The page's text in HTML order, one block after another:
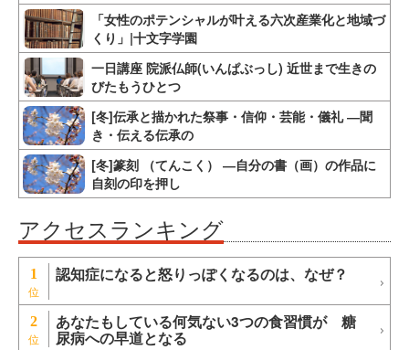
「女性のポテンシャルが叶える六次産業化と地域づ
くり」|十文字学園
一日講座 院派仏師(いんぱぶっし) 近世まで生きの
びたもうひとつ
[冬]伝承と描かれた祭事・信仰・芸能・儀礼 ―聞
き・伝える伝承の
[冬]篆刻 （てんこく） ―自分の書（画）の作品に
自刻の印を押し
アクセスランキング
1 認知症になると怒りっぽくなるのは、なぜ？
2 あなたもしている何気ない3つの食習慣が 糖
尿病への早道となる